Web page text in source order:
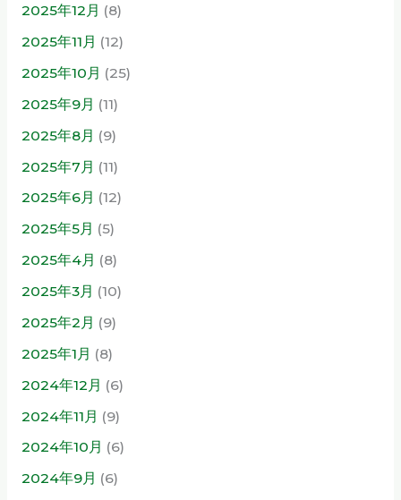
2025年12月 (8)
2025年11月 (12)
2025年10月 (25)
2025年9月 (11)
2025年8月 (9)
2025年7月 (11)
2025年6月 (12)
2025年5月 (5)
2025年4月 (8)
2025年3月 (10)
2025年2月 (9)
2025年1月 (8)
2024年12月 (6)
2024年11月 (9)
2024年10月 (6)
2024年9月 (6)